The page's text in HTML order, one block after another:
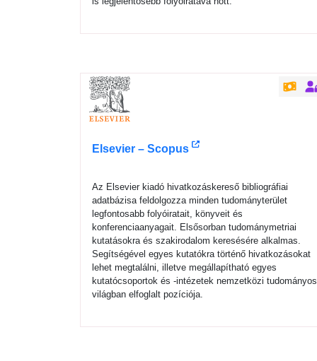
Elsevier – Scopus
Az Elsevier kiadó hivatkozáskereső bibliográfiai
adatbázisa feldolgozza minden tudományterület
legfontosabb folyóiratait, könyveit és
konferenciaanyagait. Elsősorban tudománymetriai
kutatásokra és szakirodalom keresésére alkalmas.
Segítségével egyes kutatókra történő hivatkozásokat
lehet megtalálni, illetve megállapítható egyes
kutatócsoportok és -intézetek nemzetközi tudományos
világban elfoglalt pozíciója.